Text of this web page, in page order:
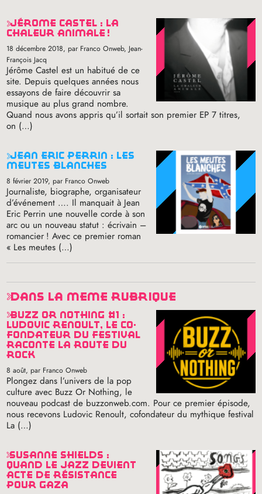
jérôme castel : la
chaleur animale !
18 décembre 2018, par Franco Onweb, Jean-
François Jacq
Jérôme Castel est un habitué de ce
site. Depuis quelques années nous
essayons de faire découvrir sa
musique au plus grand nombre.
Quand nous avons appris qu’il sortait son premier EP 7 titres,
on (…)
jean eric perrin : les
meutes blanches
8 février 2019, par Franco Onweb
Journaliste, biographe, organisateur
d’événement …. Il manquait à Jean
Eric Perrin une nouvelle corde à son
arc ou un nouveau statut : écrivain –
romancier ! Avec ce premier roman
« Les meutes (…)
dans la même rubrique
buzz or nothing #1 :
ludovic renoult, le co-
fondateur du festival
raconte la route du
rock
8 août, par Franco Onweb
Plongez dans l’univers de la pop
culture avec Buzz Or Nothing, le
nouveau podcast de buzzonweb.com. Pour ce premier épisode,
nous recevons Ludovic Renoult, cofondateur du mythique festival
La (…)
susanne shields :
quand le jazz devient
acte de résistance
pour gaza